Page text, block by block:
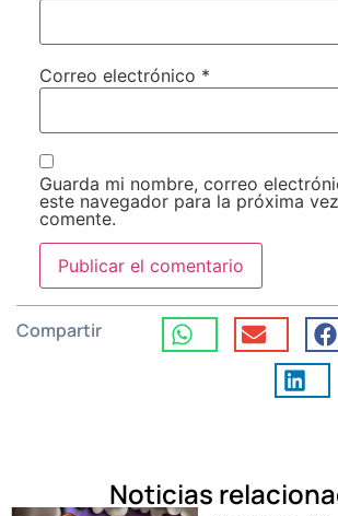
Correo electrónico *
Guarda mi nombre, correo
este navegador para la próxima
comente.
Compartir
Noticias